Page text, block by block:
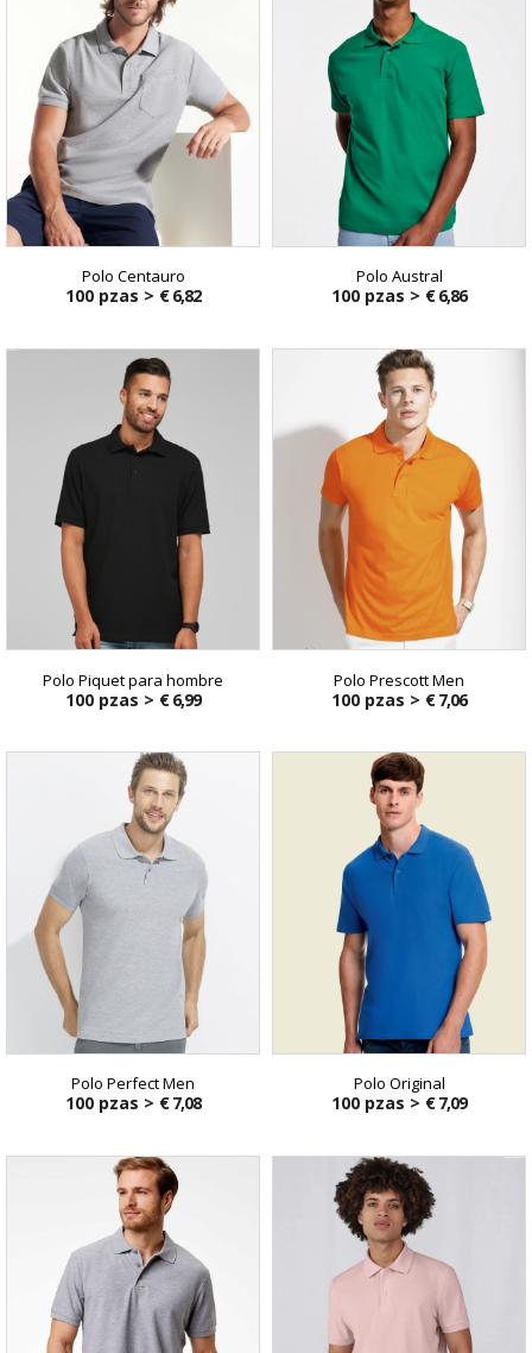
Polo Centauro
100 pzas > € 6,82
Polo Austral
100 pzas > € 6,86
Polo Piquet para hombre
100 pzas > € 6,99
Polo Prescott Men
100 pzas > € 7,06
Polo Perfect Men
100 pzas > € 7,08
Polo Original
100 pzas > € 7,09